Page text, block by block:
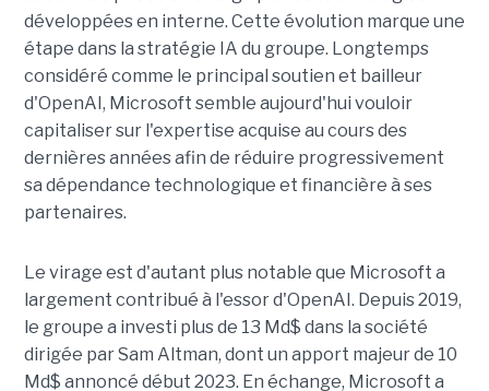
développées en interne. Cette évolution marque une
étape dans la stratégie IA du groupe. Longtemps
considéré comme le principal soutien et bailleur
d'OpenAI, Microsoft semble aujourd'hui vouloir
capitaliser sur l'expertise acquise au cours des
dernières années afin de réduire progressivement
sa dépendance technologique et financière à ses
partenaires.
Le virage est d'autant plus notable que Microsoft a
largement contribué à l'essor d'OpenAI. Depuis 2019,
le groupe a investi plus de 13 Md$ dans la société
dirigée par Sam Altman, dont un apport majeur de 10
Md$ annoncé début 2023. En échange, Microsoft a